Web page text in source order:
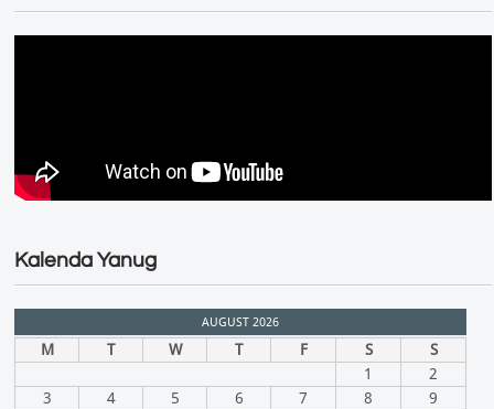
Kalenda Yanug
AUGUST 2026
M T W T F S
S
1
2
3
4 5 6 7 8
9